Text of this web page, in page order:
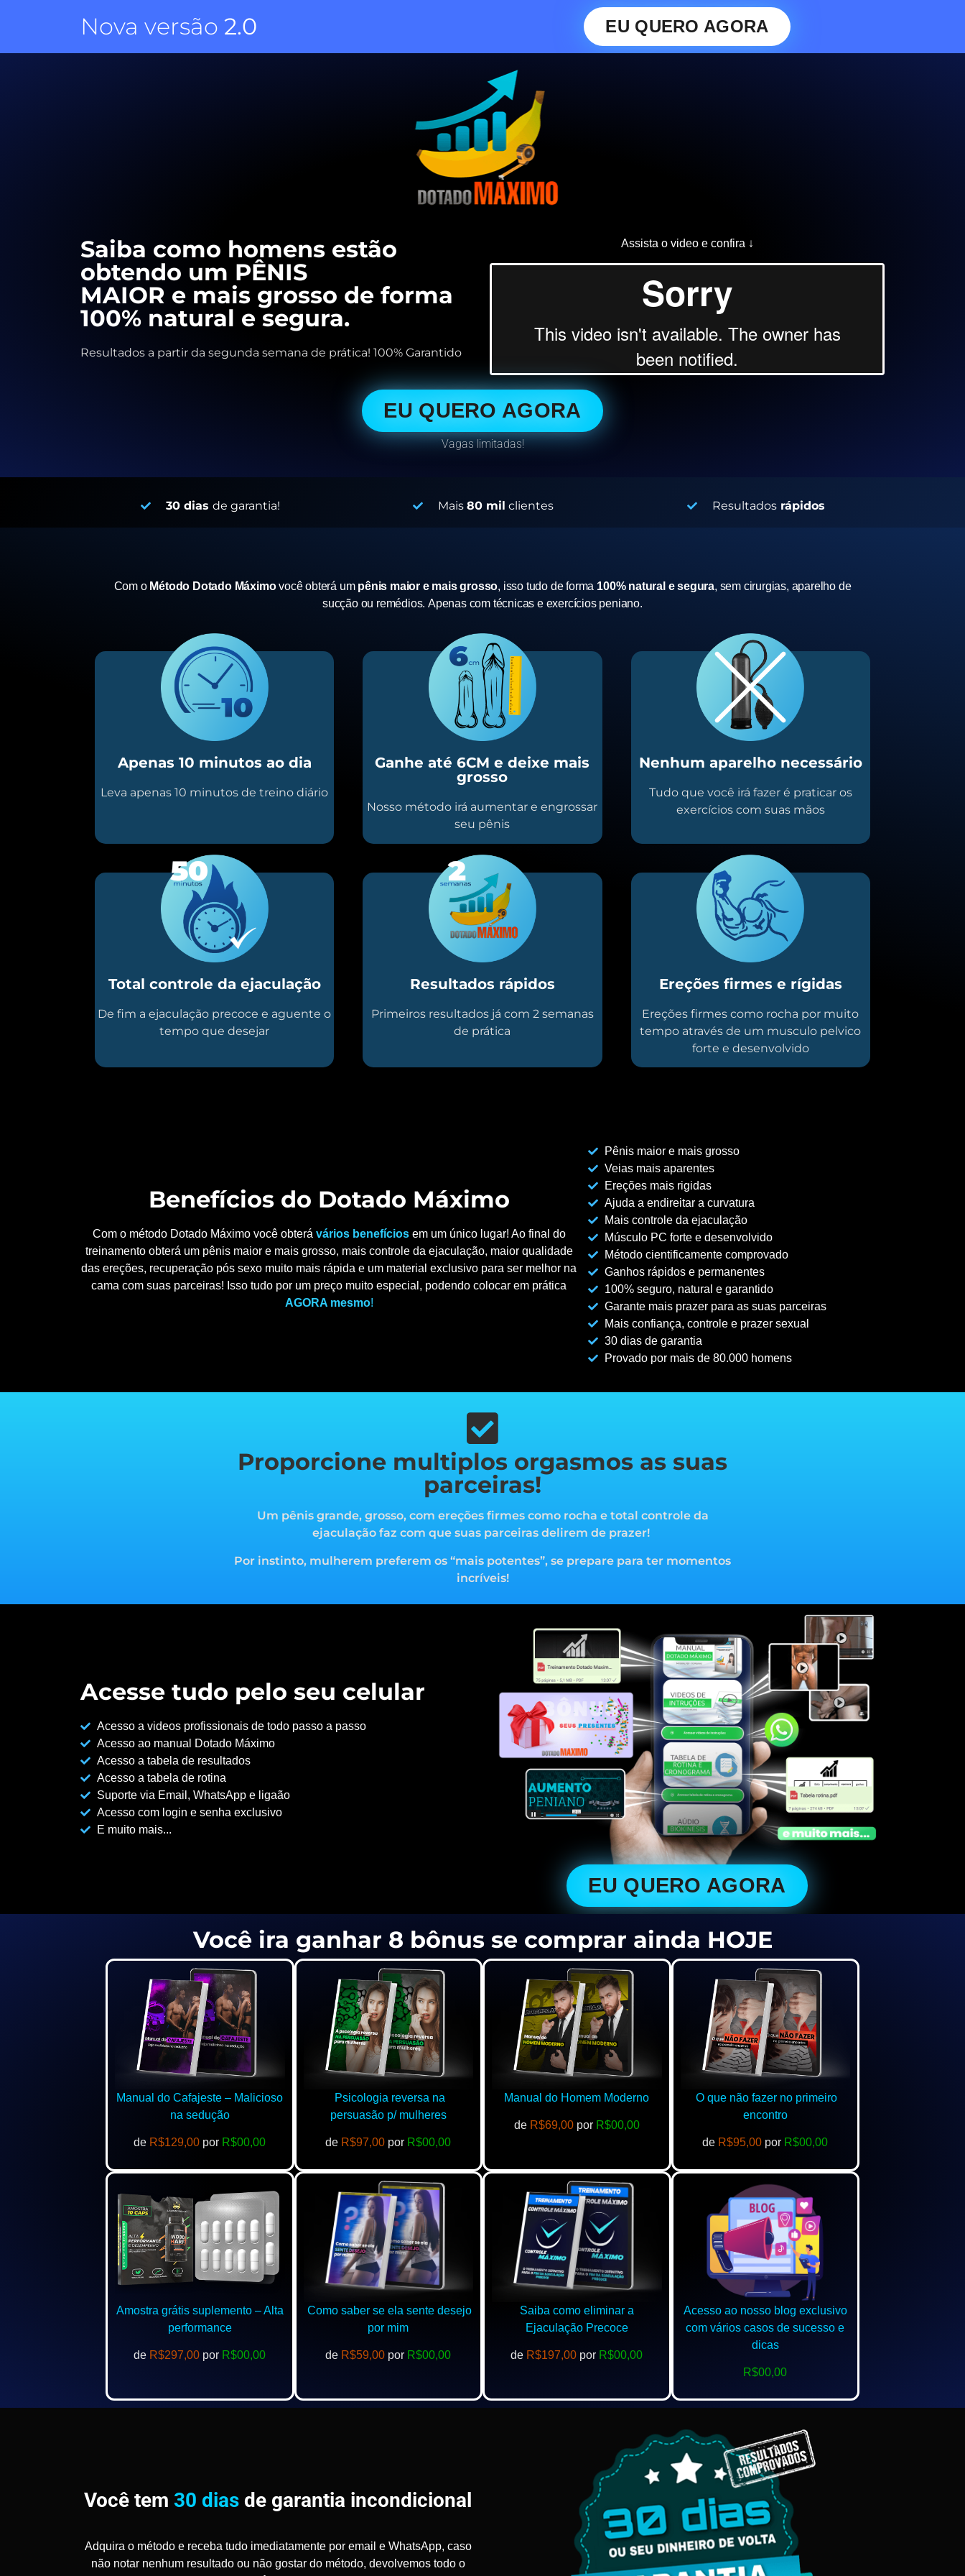
Nova versão 2.0 EU QUERO AGORA
Saiba como homens estão
obtendo um PÊNIS
MAIOR e mais grosso de forma
100% natural e segura.
Resultados a partir da segunda semana de prática! 100% Garantido
Assista o video e confira ↓
EU QUERO AGORA
Vagas limitadas!
30 dias de garantia! Mais 80 mil clientes Resultadosrápidos
Com o Método Dotado Máximovocê obterá um pênis maior e mais grosso, isso tudo de forma 100% natural e segura, sem cirurgias, aparelho de
sucção ou remédios.Apenas com técnicas e exercícios peniano.
Apenas 10 minutos ao dia
Leva apenas 10 minutos de treino diário
Ganhe até 6CM e deixe mais
grosso
Nosso método irá aumentar e engrossar
seu pênis
Nenhum aparelho necessário
Tudo que você irá fazer é praticar os
exercícios com suas mãos
Total controle da ejaculação
De fim a ejaculação precoce e aguente o
tempo que desejar
Resultados rápidos
Primeiros resultados já com 2 semanas
de prática
Ereções firmes e rígidas
Ereções firmes como rocha por muito
tempo através de um musculo pelvico
forte e desenvolvido
Benefícios do Dotado Máximo
Com o método Dotado Máximo você obterá vários benefíciosem um único lugar! Ao final do
treinamento obterá um pênis maior e mais grosso, mais controle da ejaculação, maior qualidade
das ereções, recuperação pós sexo muito mais rápida e um material exclusivo para ser melhor na
cama com suas parceiras! Isso tudo por um preço muito especial, podendo colocar em prática
AGORA mesmo!
Pênis maior e mais grosso
Veias mais aparentes
Ereções mais rigidas
Ajuda a endireitar a curvatura
Mais controle da ejaculação
Músculo PC forte e desenvolvido
Método cientificamente comprovado
Ganhos rápidos e permanentes
100% seguro, natural e garantido
Garante mais prazer para as suas parceiras
Mais confiança, controle e prazer sexual
30 dias de garantia
Provado por mais de 80.000 homens
Proporcione multiplos orgasmos as suas
parceiras!
Um pênis grande, grosso, com ereções firmes como rocha e total controle da
ejaculação faz com que suas parceiras delirem de prazer!
Por instinto, mulherem preferem os “mais potentes”, se prepare para ter momentos
incríveis!
Acesse tudo pelo seu celular
Acesso a videos profissionais de todo passo a passo
Acesso ao manual Dotado Máximo
Acesso a tabela de resultados
Acesso a tabela de rotina
Suporte via Email, WhatsApp e ligaão
Acesso com login e senha exclusivo
E muito mais...
EU QUERO AGORA
Você ira ganhar 8 bônus se comprar ainda HOJE
Manual do Cafajeste – Malicioso
na sedução
de R$129,00 por R$00,00
Psicologia reversa na
persuasão p/ mulheres
de R$97,00 por R$00,00
Manual do Homem Moderno
de R$69,00 por R$00,00
O que não fazer no primeiro
encontro
de R$95,00 por R$00,00
Amostra grátis suplemento – Alta
performance
de R$297,00 por R$00,00
Como saber se ela sente desejo
por mim
de R$59,00 por R$00,00
Saiba como eliminar a
Ejaculação Precoce
de R$197,00 por R$00,00
Acesso ao nosso blog exclusivo
com vários casos de sucesso e
dicas
R$00,00
Você tem 30 dias de garantia incondicional
Adquira o método e receba tudo imediatamente por email e WhatsApp, caso
não notar nenhum resultado ou não gostar do método, devolvemos todo o